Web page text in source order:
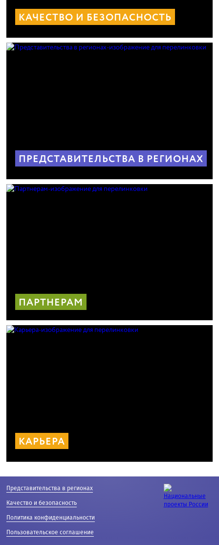
КАЧЕСТВО И БЕЗОПАСНОСТЬ
ПРЕДСТАВИТЕЛЬСТВА В РЕГИОНАХ
ПАРТНЕРАМ
КАРЬЕРА
Представительства в регионах
Качество и безопасность
Политика конфиденциальности
Пользовательское соглашение